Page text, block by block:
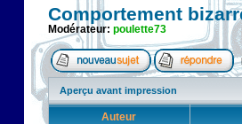
Comportement
Modérateur: poulette73
Aperçu avant impression
Auteur